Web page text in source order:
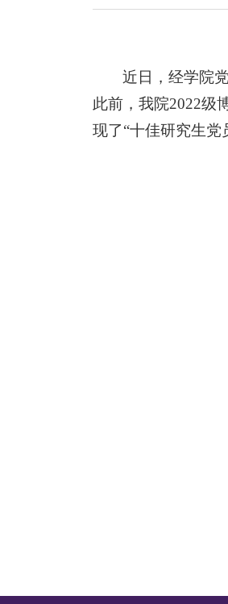
近日，经学院
此前，我院2022级
现了“十佳研究生党